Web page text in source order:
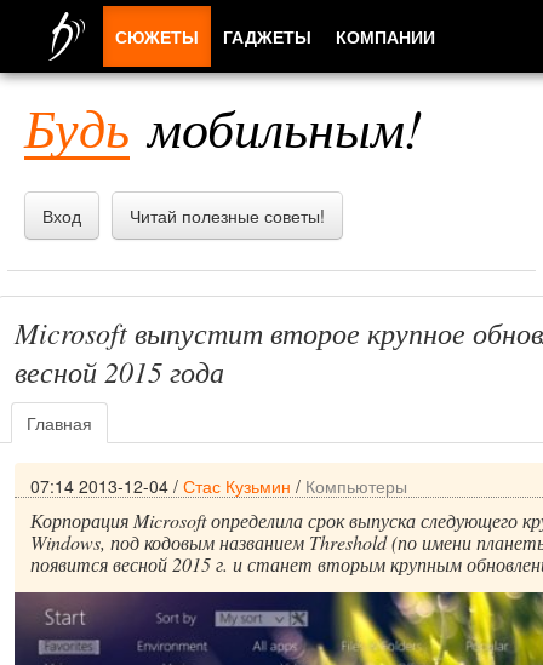
Будь мобильным!
Вход Читай полезные советы!
Microsoft выпустит второе крупное
весной 2015 года
Главная
07:14 2013-12-04 / Стас Кузьмин / Компьютеры
Корпорация Microsoft определила срок выпуска следующего
Windows, под кодовым названием Threshold (по имени
появится весной 2015 г. и станет вторым крупным
СЮЖЕТЫ ГАДЖЕТЫ КОМПАНИИ
ПРИЛОЖЕНИЯ